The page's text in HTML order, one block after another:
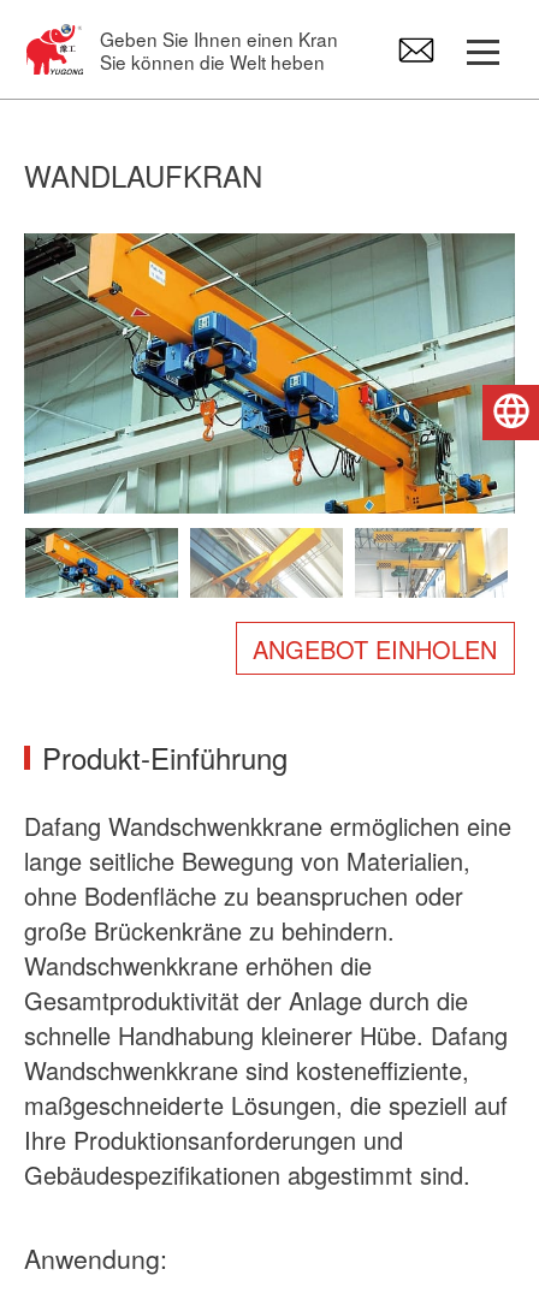
Geben Sie Ihnen einen Kran
Sie können die Welt heben
Schwenkkranen
Elektro hebezeug
Kran-Ersatzteile
Über uns
Nachrichten
WANDLAUFKRAN
ANGEBOT EINHOLEN
Produkt-Einführung
Dafang Wandschwenkkrane ermöglichen eine
lange seitliche Bewegung von Materialien,
ohne Bodenfläche zu beanspruchen oder
große Brückenkräne zu behindern.
Wandschwenkkrane erhöhen die
Gesamtproduktivität der Anlage durch die
schnelle Handhabung kleinerer Hübe. Dafang
Wandschwenkkrane sind kosteneffiziente,
maßgeschneiderte Lösungen, die speziell auf
Ihre Produktionsanforderungen und
Gebäudespezifikationen abgestimmt sind.
Anwendung:
Deutsch